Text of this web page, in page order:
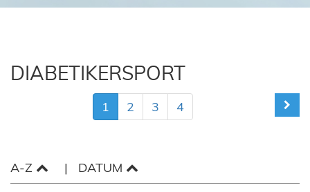
DIABETIKERSPORT
1 2 3 4
A-Z DATUM